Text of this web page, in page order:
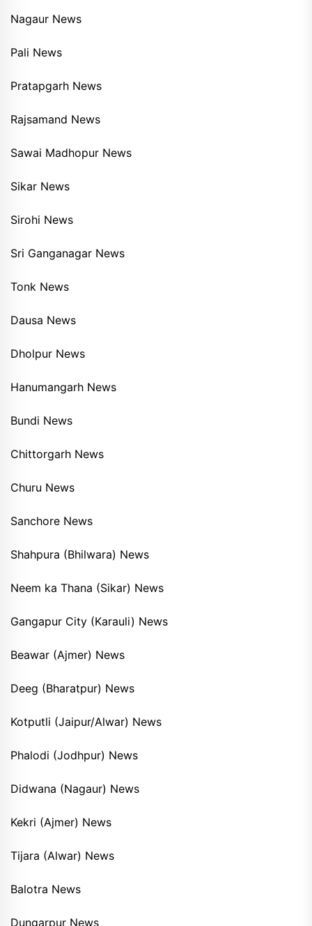
Nagaur News
Pali News
Pratapgarh News
Rajsamand News
Sawai Madhopur News
Sikar News
Sirohi News
Sri Ganganagar News
Tonk News
Dausa News
Dholpur News
Hanumangarh News
Bundi News
Chittorgarh News
Churu News
Sanchore News
Shahpura (Bhilwara) News
Neem ka Thana (Sikar) News
Gangapur City (Karauli) News
Beawar (Ajmer) News
Deeg (Bharatpur) News
Kotputli (Jaipur/Alwar) News
Phalodi (Jodhpur) News
Didwana (Nagaur) News
Kekri (Ajmer) News
Tijara (Alwar) News
Balotra News
Dungarpur News